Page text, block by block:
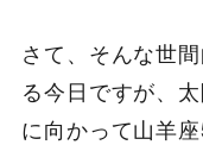
さて、そんな世
る今日ですが、
に向かって山羊